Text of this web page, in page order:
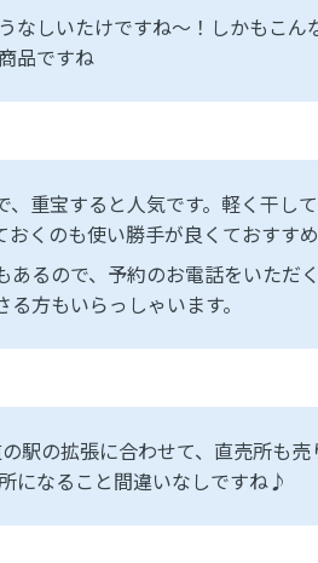
なしいたけですね〜！しかもこ
品ですね
、重宝すると人気です。軽く干し
くのも使い勝手が良くておすすめ
あるので、予約のお電話をいただ
方もいらっしゃいます。
駅の拡張に合わせて、直売所も
になること間違いなしですね♪